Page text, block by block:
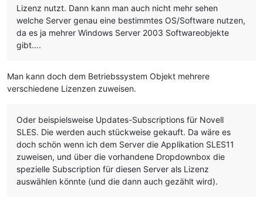
Lizenz nutzt. Dann kann man auch nicht mehr sehen
welche Server genau eine bestimmtes OS/Software nutzen,
da es ja mehrer Windows Server 2003 Softwareobjekte
gibt….
Man kann doch dem Betriebssystem Objekt mehrere
verschiedene Lizenzen zuweisen.
Oder beispielsweise Updates-Subscriptions für Novell
SLES. Die werden auch stückweise gekauft. Da wäre es
doch schön wenn ich dem Server die Applikation SLES11
zuweisen, und über die vorhandene Dropdownbox die
spezielle Subscription für diesen Server als Lizenz
auswählen könnte (und die dann auch gezählt wird).